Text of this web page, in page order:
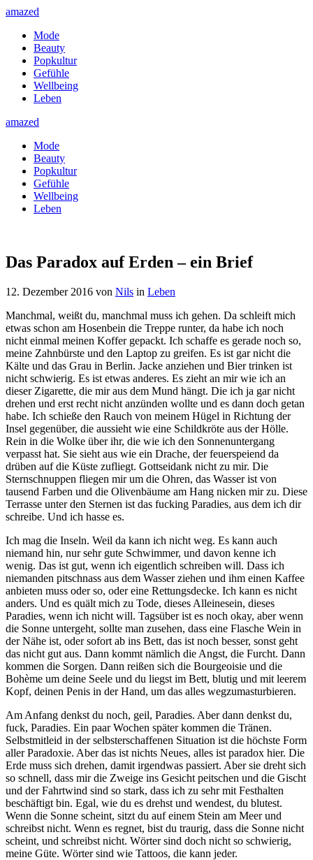
amazed
Mode
Beauty
Popkultur
Gefühle
Wellbeing
Leben
amazed
Mode
Beauty
Popkultur
Gefühle
Wellbeing
Leben
Das Paradox auf Erden – ein Brief
12. Dezember 2016 von Nils in Leben
Manchmal, weißt du, manchmal muss ich gehen. Da schleift mich
etwas schon am Hosenbein die Treppe runter, da habe ich noch
nicht einmal meinen Koffer gepackt. Ich schaffe es gerade noch so,
meine Zahnbürste und den Laptop zu greifen. Es ist gar nicht die
Kälte und das Grau in Berlin. Jacke anziehen und Bier trinken ist
nicht schwierig. Es ist etwas anderes. Es zieht an mir wie ich an
dieser Zigarette, die mir aus dem Mund hängt. Die ich ja gar nicht
drehen und erst recht nicht anzünden wollte und es dann doch getan
habe. Ich schieße den Rauch von meinem Hügel in Richtung der
Insel gegenüber, die aussieht wie eine Schildkröte aus der Hölle.
Rein in die Wolke über ihr, die wie ich den Sonnenuntergang
verpasst hat. Sie sieht aus wie ein Drache, der feuerspeiend da
drüben auf die Küste zufliegt. Gottseidank nicht zu mir. Die
Sternschnuppen fliegen mir um die Ohren, das Wasser ist von
tausend Farben und die Olivenbäume am Hang nicken mir zu. Diese
Terrasse unter den Sternen ist das fucking Paradies, aus dem ich dir
schreibe. Und ich hasse es.
Ich mag die Inseln. Weil da kann ich nicht weg. Es kann auch
niemand hin, nur sehr gute Schwimmer, und davon kenne ich
wenig. Das ist gut, wenn ich eigentlich schreiben will. Dass ich
niemanden pitschnass aus dem Wasser ziehen und ihm einen Kaffee
anbieten muss oder so, oder eine Rettungsdecke. Ich kann es nicht
anders. Und es quält mich zu Tode, dieses Alleinesein, dieses
Paradies, wenn ich nicht will. Tagsüber ist es noch okay, aber wenn
die Sonne untergeht, sollte man zusehen, dass eine Flasche Wein in
der Nähe ist, oder sofort ab ins Bett, das ist noch besser, sonst geht
das nicht gut aus. Dann kommt nämlich die Angst, die Furcht. Dann
kommen die Sorgen. Dann reißen sich die Bourgeoisie und die
Bohème um deine Seele und du liegst im Bett, blutig und mit leerem
Kopf, deinen Penis in der Hand, um das alles wegzumasturbieren.
Am Anfang denkst du noch, geil, Paradies. Aber dann denkst du,
fuck, Paradies. Ein paar Wochen später kommen die Tränen.
Selbstmitleid in der selbsterschaffenen Situation ist die höchste Form
aller Paradoxie. Aber das ist nichts Neues, alles ist paradox hier. Die
Erde muss sich drehen, damit irgendwas passiert. Aber sie dreht sich
so schnell, dass mir die Zweige ins Gesicht peitschen und die Gischt
und der Fahrtwind sind so stark, dass ich zu sehr mit Festhalten
beschäftigt bin. Egal, wie du es drehst und wendest, du blutest.
Wenn die Sonne scheint, sitzt du auf einem Stein am Meer und
schreibst nicht. Wenn es regnet, bist du traurig, dass die Sonne nicht
scheint, und schreibst nicht. Wörter sind doch nicht so schwierig,
meine Güte. Wörter sind wie Tattoos, die kann jeder.